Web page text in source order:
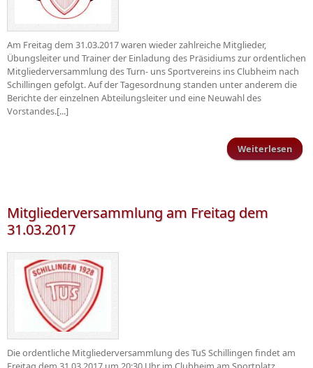
Am Freitag dem 31.03.2017 waren wieder zahlreiche Mitglieder,
Übungsleiter und Trainer der Einladung des Präsidiums zur ordentlichen
Mitgliederversammlung des Turn- uns Sportvereins ins Clubheim nach
Schillingen gefolgt. Auf der Tagesordnung standen unter anderem die
Berichte der einzelnen Abteilungsleiter und eine Neuwahl des
Vorstandes.[...]
Weiterlesen
Mitgliederversammlung am Freitag dem
31.03.2017
Die ordentliche Mitgliederversammlung des TuS Schillingen findet am